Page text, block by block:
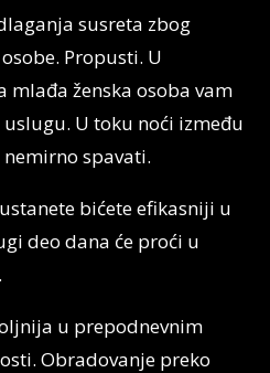
susreta zbog
Propusti. U
mlađa ženska osoba vam
U toku noći između
spavati.
bićete efikasniji u
deo dana će proći u
u prepodnevnim
Obradovanje preko